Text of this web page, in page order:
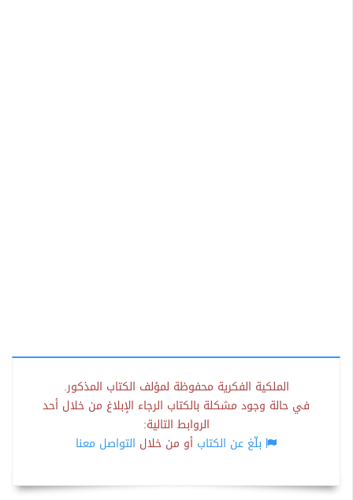
الملكية الفكرية محفوظة لمؤلف الكتاب المذكور.
في حالة وجود مشكلة بالكتاب الرجاء الإبلاغ من خلال أحد
الروابط التالية:
بلّغ عن الكتاب أو من خلال التواصل معنا